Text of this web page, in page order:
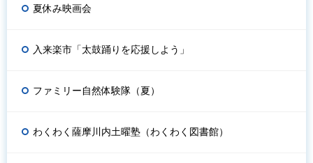
夏休み映画会
入来楽市「太鼓踊りを応援しよう」
ファミリー自然体験隊（夏）
わくわく薩摩川内土曜塾（わくわく図書館）